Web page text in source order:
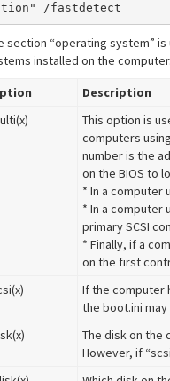
section “operating system”
installed on the
Description
This option is
computers
number is the
on the BIOS to
* In a computer
* In a computer
primary SCSI
* Finally, if a
on the first
If the computer
the boot.ini may
The disk on the
However, if